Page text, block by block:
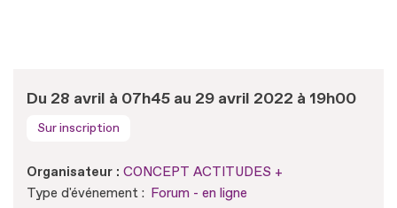
Du 28 avril à 07h45 au 29 avril 2022 à 19h00
Sur inscription
Organisateur : CONCEPT ACTITUDES +
Type d'événement : Forum - en ligne